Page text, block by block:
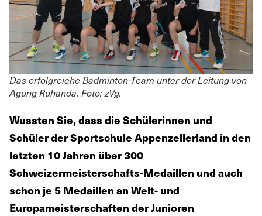
Das erfolgreiche Badminton-Team unter der Leitung von
Agung Ruhanda. Foto: zVg.
Wussten Sie, dass die Schülerinnen und
Schüler der Sportschule Appenzellerland in den
letzten 10 Jahren über 300
Schweizermeisterschafts-Medaillen und auch
schon je 5 Medaillen an Welt- und
Europameisterschaften der Junioren